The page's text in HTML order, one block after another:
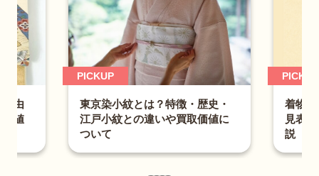
は？特徴・歴史・
違いや買取価値に
PICKUP
着物の身丈と身長の目安は？早
見表・測り方・サイズ選びを解